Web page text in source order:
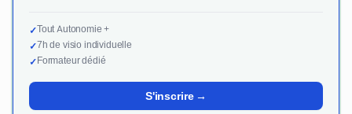
✓Tout Autonomie +
✓7h de visio individuelle
✓Formateur dédié
S'inscrire →